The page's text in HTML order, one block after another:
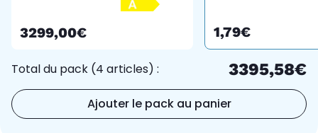
3299,00€ 1,79€
Total du pack (4 articles) : 3395,58€
Ajouter le pack au panier